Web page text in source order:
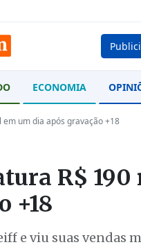
ECONOMIA
um dia após gravação +18
R$
+18
e viu suas vendas